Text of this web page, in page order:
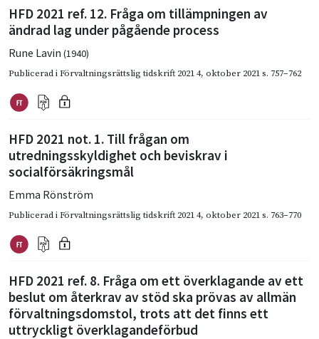
HFD 2021 ref. 12. Fråga om tillämpningen av
ändrad lag under pågående process
Rune Lavin (1940)
Publicerad iFörvaltningsrättslig tidskrift 2021 4, oktober 2021s. 757–762
HFD 2021 not. 1. Till frågan om
utredningsskyldighet och beviskrav i
socialförsäkringsmål
Emma Rönström
Publicerad iFörvaltningsrättslig tidskrift 2021 4, oktober 2021s. 763–770
HFD 2021 ref. 8. Fråga om ett överklagande av ett
beslut om återkrav av stöd ska prövas av allmän
förvaltningsdomstol, trots att det finns ett
uttryckligt överklagandeförbud